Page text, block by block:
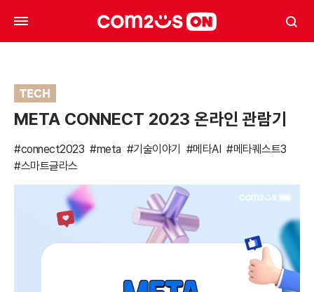
TECH
META CONNECT 2023 온라인 관람기
#connect2023 #meta #기술이야기 #메타AI #메타퀘스트3
#스마트글라스